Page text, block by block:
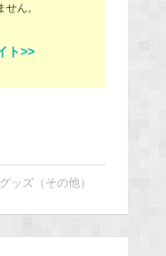
ん。
ト>>
グッズ（その他）